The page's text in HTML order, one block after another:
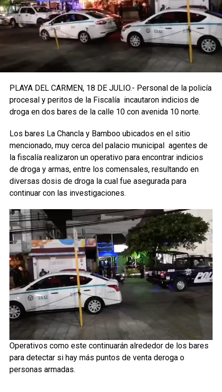
PLAYA DEL CARMEN, 18 DE JULIO.- Personal de la policía
procesal y peritos de la Fiscalía incautaron indicios de
droga en dos bares de la calle 10 con avenida 10 norte.
Los bares La Chancla y Bamboo ubicados en el sitio
mencionado, muy cerca del palacio municipal agentes de
la fiscalía realizaron un operativo para encontrar indicios
de droga y armas, entre los comensales, resultando en
diversas dosis de droga la cual fue asegurada para
continuar con las investigaciones.
Operativos como este continuarán alrededor de los bares
para detectar si hay más puntos de venta deroga o
personas armadas.